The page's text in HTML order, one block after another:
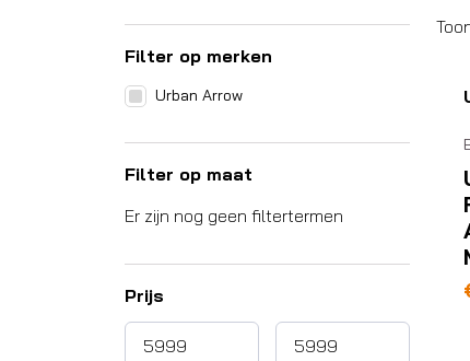
Filter op merken
Urban Arrow
Filter op maat
Er zijn nog geen filtertermen
Prijs